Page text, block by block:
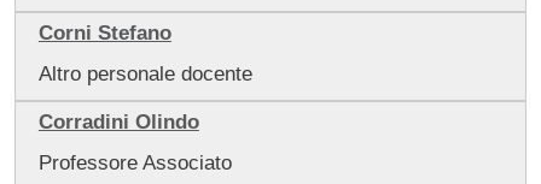
Corni Stefano
Altro personale docente
Corradini Olindo
Professore Associato